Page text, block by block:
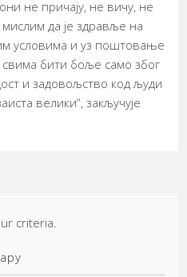
не причају, не вичу, не
да је здравље на
условима и уз поштовање
свима бити боље само због
и задовољство код људи
велики“, закључује
criteria.